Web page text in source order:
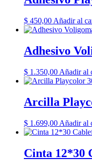
$ 450,00 Añadir al
Adhesivo
$ 1.350,00 Añadir al
Arcilla
$ 1.699,00 Añadir al
Cinta 12*30